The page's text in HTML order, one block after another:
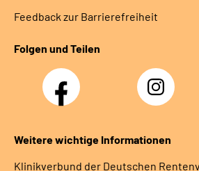
Feedback zur Barrierefreiheit
Folgen und Teilen
Facebook
Instagram
DRV
Nachwuchskräfte
Weitere wichtige Informationen
Klinikverbund der Deutschen